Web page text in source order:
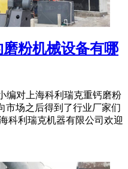
粉机械设备有哪
编对上海科利瑞克重钙磨粉
市场之后得到了行业厂家们
科利瑞克机器有限公司欢迎